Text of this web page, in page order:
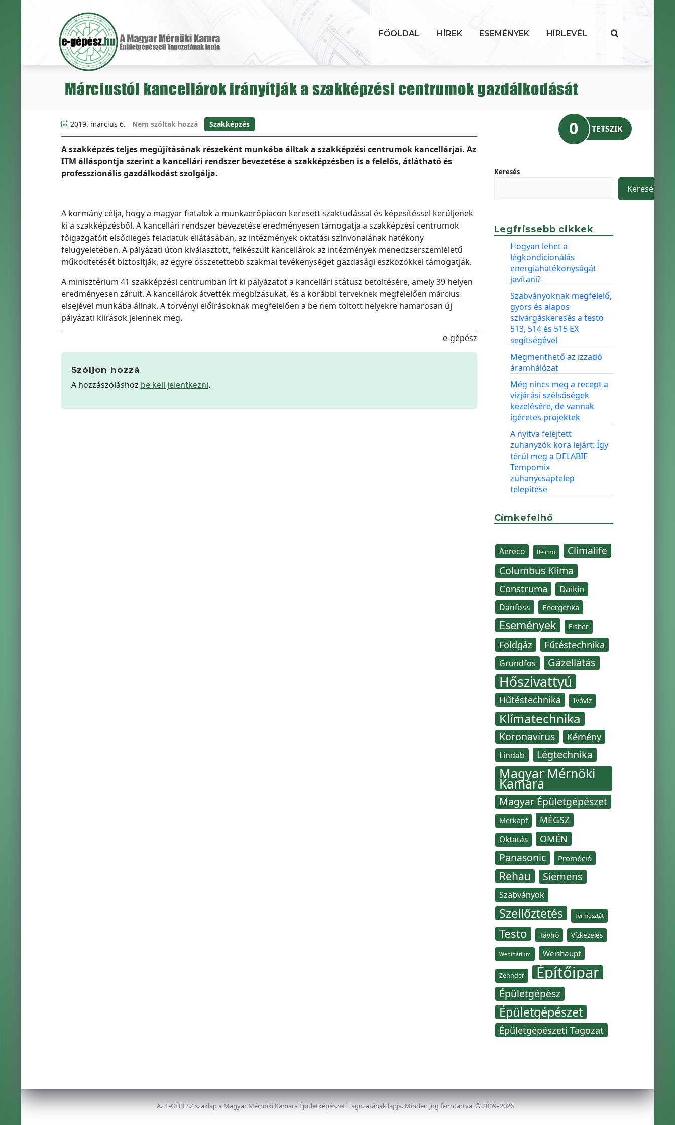
FŐOLDAL HÍREK ESEMÉNYEK HÍRLEVÉL |
Márciustól kancellárok irányítják a szakképzési centrumok gazdálkodását
2019. március 6. Nem szóltak hozzá Szakképzés
A szakképzés teljes megújításának részeként munkába álltak a szakképzési centrumok kancellárjai. Az
ITM álláspontja szerint a kancellári rendszer bevezetése a szakképzésben is a felelős, átlátható és
professzionális gazdálkodást szolgálja.
A kormány célja, hogy a magyar fiatalok a munkaerőpiacon keresett szaktudással és képesítéssel kerüljenek
ki a szakképzésből. A kancellári rendszer bevezetése eredményesen támogatja a szakképzési centrumok
főigazgatóit elsődleges feladatuk ellátásában, az intézmények oktatási színvonalának hatékony
felügyeletében. A pályázati úton kiválasztott, felkészült kancellárok az intézmények menedzserszemléletű
működtetését biztosítják, az egyre összetettebb szakmai tevékenységet gazdasági eszközökkel támogatják.
A minisztérium 41 szakképzési centrumban írt ki pályázatot a kancellári státusz betöltésére, amely 39 helyen
eredményesen zárult. A kancellárok átvették megbízásukat, és a korábbi terveknek megfelelően március
elsejével munkába állnak. A törvényi előírásoknak megfelelően a be nem töltött helyekre hamarosan új
pályázati kiírások jelennek meg.
e-gépész
Szóljon hozzá
A hozzászóláshoz be kell jelentkezni.
0 TETSZIK
Keresés
Keresés
Legfrissebb cikkek
Hogyan lehet a
légkondicionálás
energiahatékonyságát
javítani?
Szabványoknak megfelelő,
gyors és alapos
szivárgáskeresés a testo
513, 514 és 515 EX
segítségével
Megmenthető az izzadó
áramhálózat
Még nincs meg a recept a
vízjárási szélsőségek
kezelésére, de vannak
ígéretes projektek
A nyitva felejtett
zuhanyzók kora lejárt: Így
térül meg a DELABIE
Tempomix
zuhanycsaptelep
telepítése
Címkefelhő
Aereco Belimo
Climalife
Columbus Klíma
Construma Daikin
Danfoss Energetika
Események Fisher
Földgáz Fűtéstechnika
Grundfos Gázellátás
Hőszivattyú
Hűtéstechnika Ivóvíz
Klímatechnika
Koronavírus Kémény
Lindab Légtechnika
Magyar Mérnöki
Kamara
Magyar Épületgépészet
Merkapt MÉGSZ
Oktatás OMÉN
Panasonic Promóció
Rehau Siemens
Szabványok
Szellőztetés Termosztát
Testo Távhő Vízkezelés
Webinárium Weishaupt
Zehnder Építőipar
Épületgépész
Épületgépészet
Épületgépészeti Tagozat
Az E-GÉPÉSZ szaklap a Magyar Mérnöki Kamara Épületképészeti Tagozatának lapja. Minden jog fenntartva, © 2009–2026